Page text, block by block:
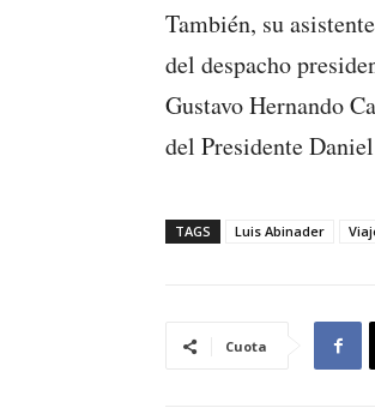
También, su
del despacho
Gustavo Hernando
del Presidente
TAGS Luis Abinader
Cuota